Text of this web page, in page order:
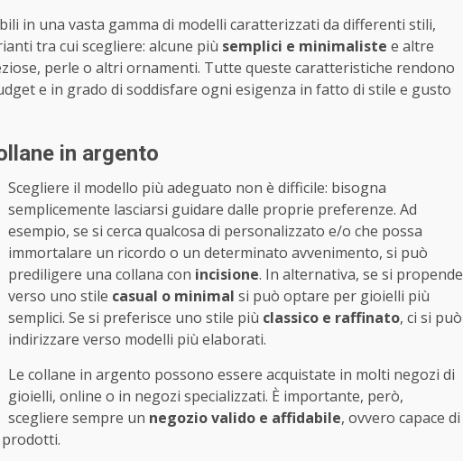
in una vasta gamma di modelli caratterizzati da differenti stili,
tra cui scegliere: alcune più semplici e minimaliste e altre
perle o altri ornamenti. Tutte queste caratteristiche rendono
e in grado di soddisfare ogni esigenza in fatto di stile e gusto
in argento
Scegliere il modello più adeguato non è difficile: bisogna
semplicemente lasciarsi guidare dalle proprie preferenze. Ad
esempio, se si cerca qualcosa di personalizzato e/o che possa
immortalare un ricordo o un determinato avvenimento, si può
prediligere una collana con incisione. In alternativa, se si propende
verso uno stile casual o minimal si può optare per gioielli più
semplici. Se si preferisce uno stile più classico e raffinato, ci si può
indirizzare verso modelli più elaborati.
Le collane in argento possono essere acquistate in molti negozi di
gioielli, online o in negozi specializzati. È importante, però,
scegliere sempre un negozio valido e affidabile, ovvero capace di